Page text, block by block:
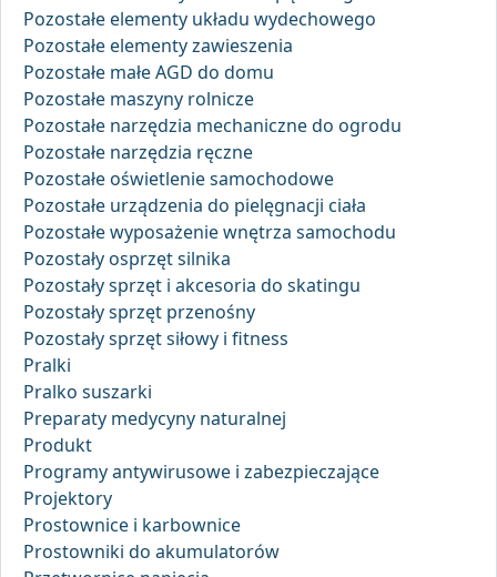
Pozostałe elementy układu wydechowego
Pozostałe elementy zawieszenia
Pozostałe małe AGD do domu
Pozostałe maszyny rolnicze
Pozostałe narzędzia mechaniczne do ogrodu
Pozostałe narzędzia ręczne
Pozostałe oświetlenie samochodowe
Pozostałe urządzenia do pielęgnacji ciała
Pozostałe wyposażenie wnętrza samochodu
Pozostały osprzęt silnika
Pozostały sprzęt i akcesoria do skatingu
Pozostały sprzęt przenośny
Pozostały sprzęt siłowy i fitness
Pralki
Pralko suszarki
Preparaty medycyny naturalnej
Produkt
Programy antywirusowe i zabezpieczające
Projektory
Prostownice i karbownice
Prostowniki do akumulatorów